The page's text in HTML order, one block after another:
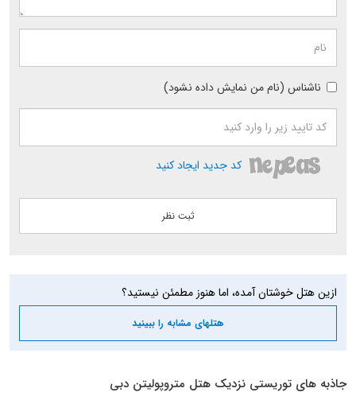
ناشناس (نام من نمایش داده نشود)
کد جدید ایجاد کنید
ازین هتل خوشتان آمده، اما هنوز مطمئن نیستید؟
هتلهای مشابه را ببینید
جاذبه های توریستی نزدیک هتل متروپولیتن دبی